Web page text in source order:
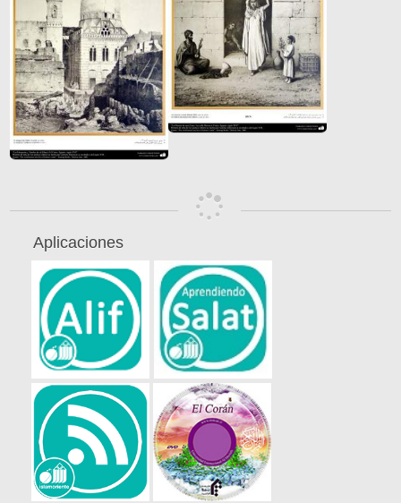
Aplicaciones